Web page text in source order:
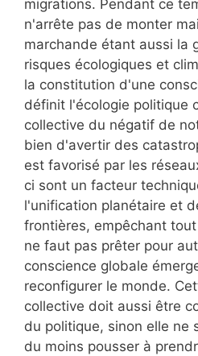
migrations. Pendant ce
n'arrête pas de monter
marchande étant aussi la
risques écologiques et
la constitution d'une
définit l'écologie politique
collective du négatif de
bien d'avertir des
est favorisé par les
ci sont un facteur
l'unification planétaire et
frontières, empêchant
ne faut pas prêter pour
conscience globale
reconfigurer le monde.
collective doit aussi être
du politique, sinon elle ne
du moins pousser à